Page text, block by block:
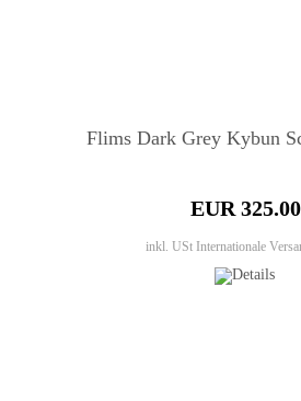
Flims Dark Grey Kybun
EUR 325.00
inkl. USt Internationale